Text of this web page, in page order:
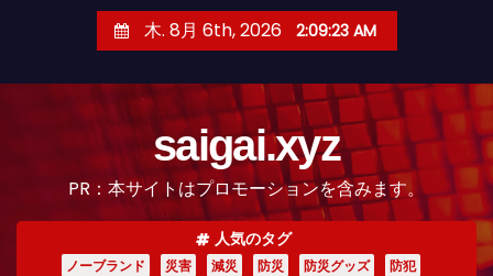
木. 8月 6th, 2026 2:09:24 AM
saigai.xyz
PR：本サイトはプロモーションを含みます。
人気のタグ
ノーブランド 災害 減災 防災 防災グッズ
防犯